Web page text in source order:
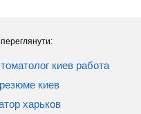
киев работа
киев
харьков